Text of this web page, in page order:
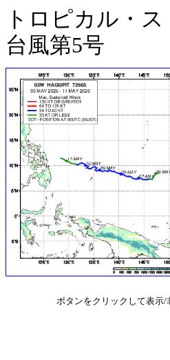
トロピカル・
台風第5号
ボタンをクリックして表示